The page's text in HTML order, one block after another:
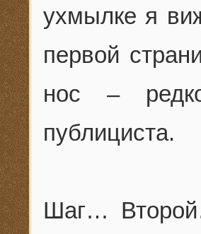
ухмылке я
первой
нос –
публициста.
Шаг…